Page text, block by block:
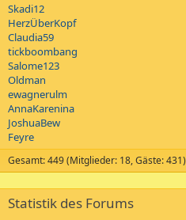
Skadi12
HerzÜberKopf
Claudia59
tickboombang
Salome123
Oldman
ewagnerulm
AnnaKarenina
JoshuaBew
Feyre
Gesamt: 449 (Mitglieder: 18, Gäste: 431)
Statistik des Forums